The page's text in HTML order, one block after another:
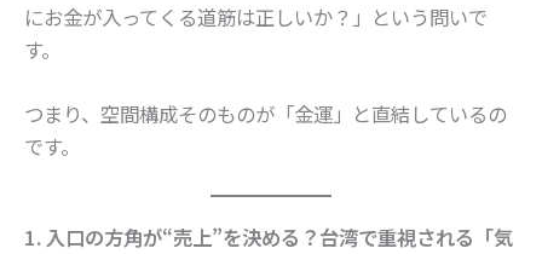
にお金が入ってくる道筋は正しいか？」という問いで
す。
つまり、空間構成そのものが「金運」と直結しているの
です。
1. 入口の方角が“売上”を決める？台湾で重視される「気